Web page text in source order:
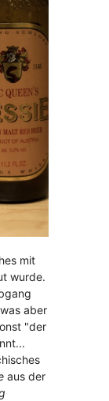
mit
wurde.
aber
"der
aus der